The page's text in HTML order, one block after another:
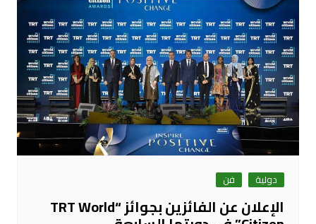
دولية فن
الإعلان عن الفائزين بجوائز “TRT World